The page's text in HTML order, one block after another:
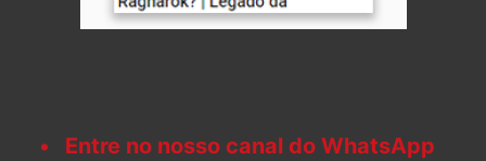
Entre no nosso canal do WhatsApp